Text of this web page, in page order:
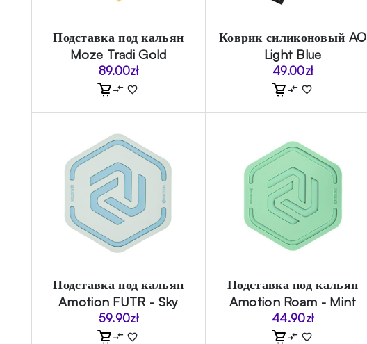
Подставка под кальян
Moze Tradi Gold
89.00zł
Коврик силиконовый AO
Light Blue
49.00zł
Подставка под кальян
Amotion FUTR - Sky
59.90zł
Подставка под кальян
Amotion Roam - Mint
44.90zł